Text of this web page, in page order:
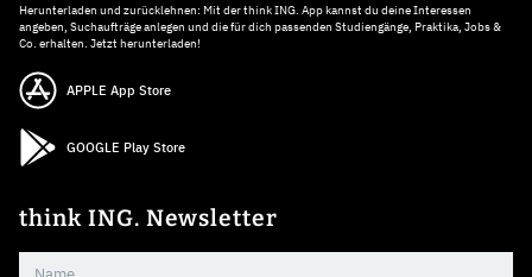
Herunterladen und zurücklehnen: Mit der think ING. App kannst du deine Interessen
angeben, Suchaufträge anlegen und die für dich passenden Studiengänge, Praktika, Jobs &
Co. erhalten. Jetzt herunterladen!
APPLE App Store
GOOGLE Play Store
think ING. Newsletter